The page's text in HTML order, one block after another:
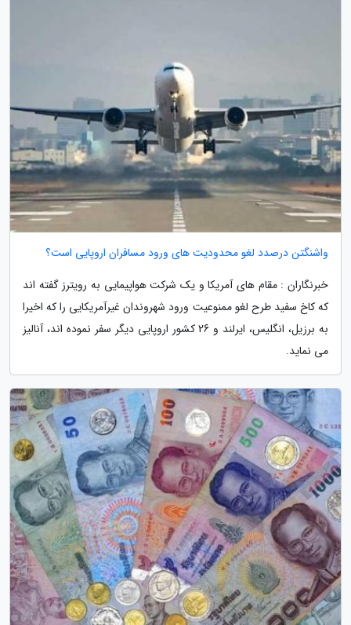
واشنگتن درصدد لغو محدودیت های ورود مسافران اروپایی است؟
خبرنگاران : مقام های آمریکا و یک شرکت هواپیمایی به رویترز گفته اند
که کاخ سفید طرح لغو ممنوعیت ورود شهروندان غیرآمریکایی را که اخیرا
به برزیل، انگلیس، ایرلند و 26 کشور اروپایی دیگر سفر نموده اند، آنالیز
می نماید.